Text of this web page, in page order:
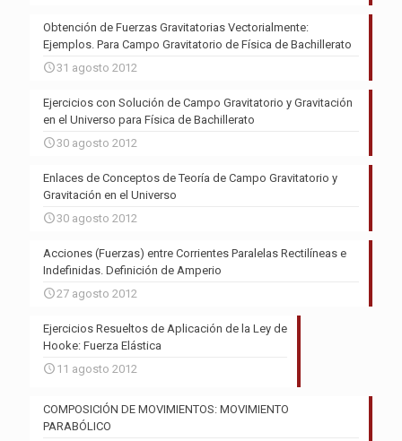
Obtención de Fuerzas Gravitatorias Vectorialmente:
Ejemplos. Para Campo Gravitatorio de Física de Bachillerato
31 agosto 2012
Ejercicios con Solución de Campo Gravitatorio y Gravitación
en el Universo para Física de Bachillerato
30 agosto 2012
Enlaces de Conceptos de Teoría de Campo Gravitatorio y
Gravitación en el Universo
30 agosto 2012
Acciones (Fuerzas) entre Corrientes Paralelas Rectilíneas e
Indefinidas. Definición de Amperio
27 agosto 2012
Ejercicios Resueltos de Aplicación de la Ley de
Hooke: Fuerza Elástica
11 agosto 2012
COMPOSICIÓN DE MOVIMIENTOS: MOVIMIENTO
PARABÓLICO